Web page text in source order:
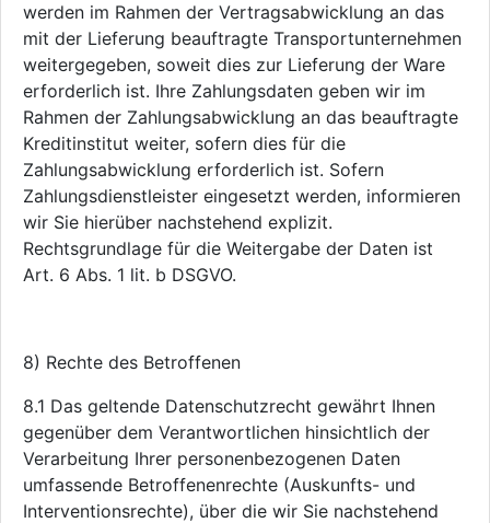
werden im Rahmen der Vertragsabwicklung an das
mit der Lieferung beauftragte Transportunternehmen
weitergegeben, soweit dies zur Lieferung der Ware
erforderlich ist. Ihre Zahlungsdaten geben wir im
Rahmen der Zahlungsabwicklung an das beauftragte
Kreditinstitut weiter, sofern dies für die
Zahlungsabwicklung erforderlich ist. Sofern
Zahlungsdienstleister eingesetzt werden, informieren
wir Sie hierüber nachstehend explizit.
Rechtsgrundlage für die Weitergabe der Daten ist
Art. 6 Abs. 1 lit. b DSGVO.
8) Rechte des Betroffenen
8.1 Das geltende Datenschutzrecht gewährt Ihnen
gegenüber dem Verantwortlichen hinsichtlich der
Verarbeitung Ihrer personenbezogenen Daten
umfassende Betroffenenrechte (Auskunfts- und
Interventionsrechte), über die wir Sie nachstehend